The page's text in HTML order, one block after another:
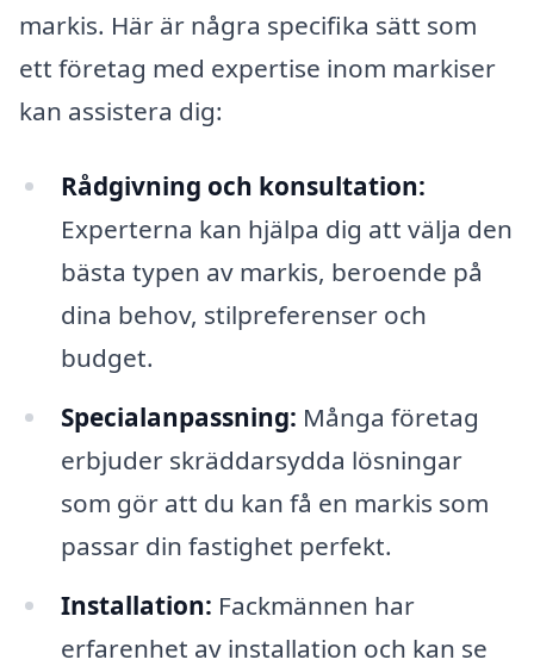
markis. Här är några specifika sätt som
ett företag med expertise inom markiser
kan assistera dig:
Rådgivning och konsultation:
Experterna kan hjälpa dig att välja den
bästa typen av markis, beroende på
dina behov, stilpreferenser och
budget.
Specialanpassning: Många företag
erbjuder skräddarsydda lösningar
som gör att du kan få en markis som
passar din fastighet perfekt.
Installation: Fackmännen har
erfarenhet av installation och kan se